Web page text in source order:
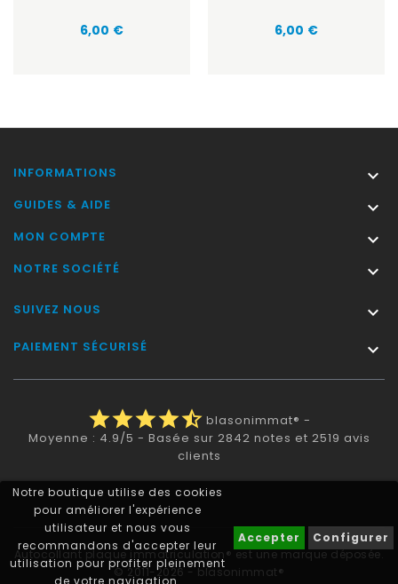
Notre boutique utilise des cookies
pour améliorer l'expérience
utilisateur et nous vous
recommandons d'accepter leur
utilisation pour profiter pleinement
de votre navigation.
Accepter Configurer
Prix
6,00 € Prix
6,00 €
INFORMATIONS 
GUIDES & AIDE 
MON COMPTE 
NOTRE SOCIÉTÉ 
SUIVEZ NOUS 
PAIEMENT SÉCURISÉ 
starstarstarstarstar_half blasonimmat® -
Moyenne : 4.9/5 - Basée sur 2842 notes et 2519 avis
clients
Autocollant plaque immatriculation® est une marque déposée.
© 2011-2026 - blasonimmat®